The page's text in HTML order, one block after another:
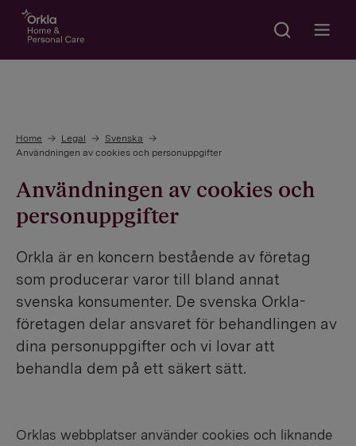
Go to frontpage
Search
Home Legal
Svenska
Användningen av cookies och personuppgifter
Användningen av cookies och
personuppgifter
Orkla är en koncern bestående av företag
som producerar varor till bland annat
svenska konsumenter. De svenska Orkla-
företagen delar ansvaret för behandlingen av
dina personuppgifter och vi lovar att
behandla dem på ett säkert sätt.
Orklas webbplatser använder cookies och liknande